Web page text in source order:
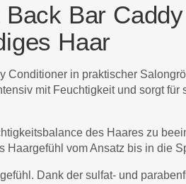
Bar
Haar
Conditioner in praktischer
mit Feuchtigkeit und sorgt für
des Haares zu
Haargefühl vom Ansatz bis in die
Dank der sulfat- und